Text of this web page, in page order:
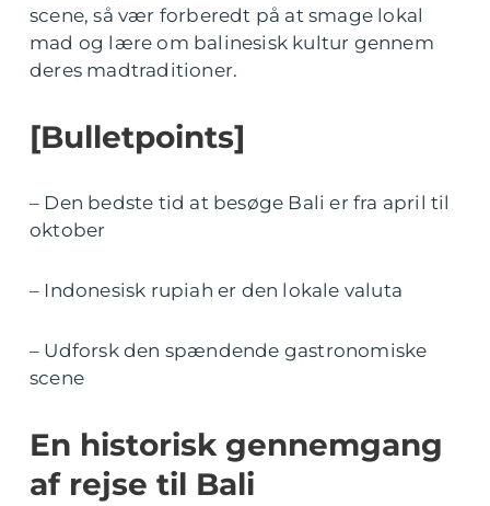
scene, så vær forberedt på at smage lokal
mad og lære om balinesisk kultur gennem
deres madtraditioner.
[Bulletpoints]
– Den bedste tid at besøge Bali er fra april til
oktober
– Indonesisk rupiah er den lokale valuta
– Udforsk den spændende gastronomiske
scene
En historisk gennemgang
af rejse til Bali